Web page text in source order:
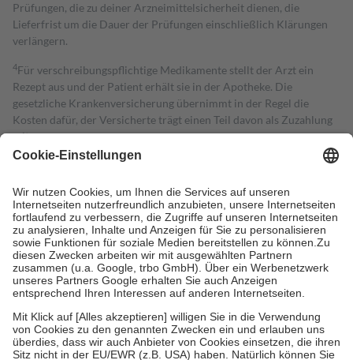
Prüfungen, die zu deiner Arzneimittelsicherheit dienen, die
Lieferfrist um die Dauer der Prüfungen einschließlich Klärungen
verlängern.
4Für verschreibungspflichtige Medikamente stellt der Arzt ein
Rezept aus und der Patient erhält sie in der Apotheke. Die
gesetzliche Krankenversicherung übernimmt in der Regel die
Kosten dafür, der Versicherte trägt einen Teil davon als Zuzahlung
mit.
Grundsätzlich leisten Mitglieder Zuzahlungen in Höhe von zehn
höchstens zehn Euro.
Es sind jedoch nie mehr als die tatsächlichen
Kosten der Leistung zu entrichten.
Diese Regeln gelten grundsätzlich auch für Online-Apotheken.
Bei Heilmitteln und häuslicher Krankenpflege beträgt die
Zuzahlung zehn Prozent der Kosten sowie zehn Euro je
Verordnung.
Um das Engagement der Versicherten für ihre eigene Gesundheit zu
stärken und die besondere Stellung der Familie zu unterstützen,
fallenkeine Zuzahlungenan bei:
• Kindern und Jugendlichen bis zum vollendeten 18. Lebensjahr
mit Ausnahme der Fahrkosten